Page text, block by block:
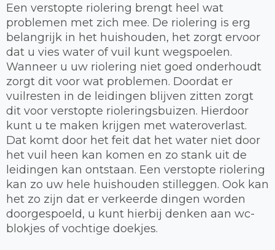
Een verstopte riolering brengt heel wat
problemen met zich mee. De riolering is erg
belangrijk in het huishouden, het zorgt ervoor
dat u vies water of vuil kunt wegspoelen.
Wanneer u uw riolering niet goed onderhoudt
zorgt dit voor wat problemen. Doordat er
vuilresten in de leidingen blijven zitten zorgt
dit voor verstopte rioleringsbuizen. Hierdoor
kunt u te maken krijgen met wateroverlast.
Dat komt door het feit dat het water niet door
het vuil heen kan komen en zo stank uit de
leidingen kan ontstaan. Een verstopte riolering
kan zo uw hele huishouden stilleggen. Ook kan
het zo zijn dat er verkeerde dingen worden
doorgespoeld, u kunt hierbij denken aan wc-
blokjes of vochtige doekjes.